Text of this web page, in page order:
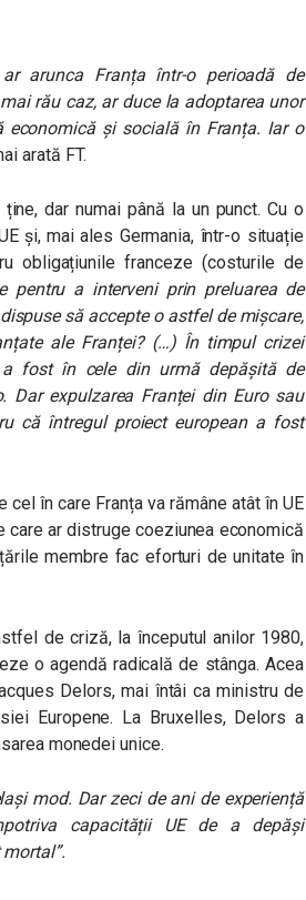
arunca Franța într-o perioadă de
rău caz, ar duce la adoptarea unor
și socială în Franța. Iar o
arată FT.
dar numai până la un punct. Cu o
și, mai ales Germania, într-o situație
obligațiunile franceze (costurile de
pentru a interveni prin preluarea de
să accepte o astfel de mișcare,
ale Franței? (…) În timpul crizei
a fost în cele din urmă depășită de
Dar expulzarea Franței din Euro sau
că întregul proiect european a fost
cel în care Franța va rămâne atât în UE
care ar distruge coeziunea economică
membre fac eforturi de unitate în
de criză, la începutul anilor 1980,
o agendă radicală de stânga. Acea
Delors, mai întâi ca ministru de
Europene. La Bruxelles, Delors a
monedei unice.
mod. Dar zeci de ani de experiență
capacității UE de a depăși